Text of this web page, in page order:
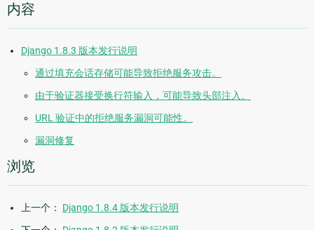
内容
Django 1.8.3 版本发行说明
通过填充会话存储可能导致拒绝服务攻击。
由于验证器接受换行符输入，可能导致头部注入。
URL 验证中的拒绝服务漏洞可能性。
漏洞修复
浏览
上一个： Django 1.8.4 版本发行说明